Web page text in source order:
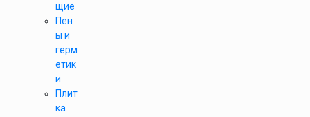
щие
Пен
ы и
герм
етик
и
Плит
ка